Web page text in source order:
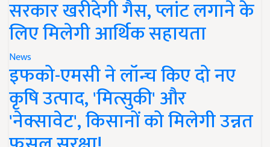
सरकार खरीदेगी गैस, प्लांट लगाने के
लिए मिलेगी आर्थिक सहायता
News
इफको-एमसी ने लॉन्च किए दो नए
कृषि उत्पाद, 'मित्सुकी' और
'नेक्सावेट', किसानों को मिलेगी उन्नत